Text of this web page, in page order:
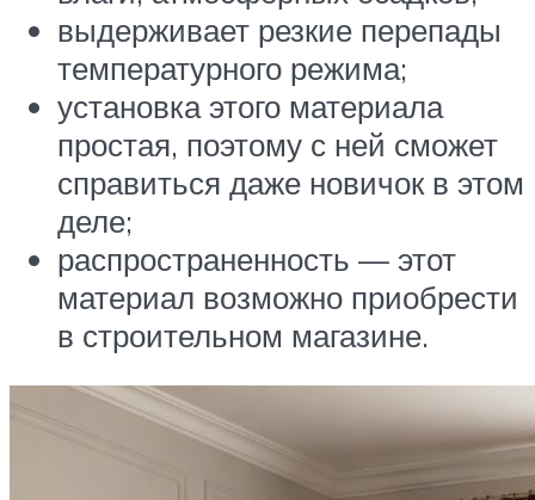
выдерживает резкие перепады
температурного режима;
установка этого материала
простая, поэтому с ней сможет
справиться даже новичок в этом
деле;
распространенность — этот
материал возможно приобрести
в строительном магазине.